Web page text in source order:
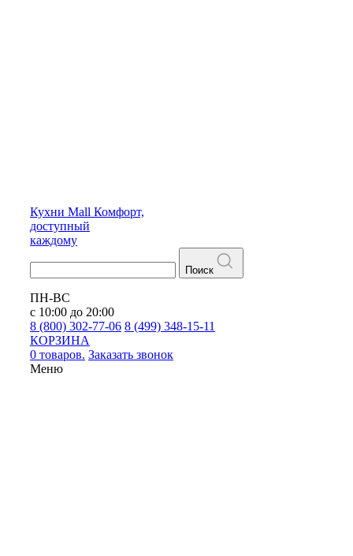
Кухни Mall Комфорт,
доступный
каждому
Поиск
ПН-ВС
с 10:00 до 20:00
8 (800) 302-77-06 8 (499) 348-15-11
КОРЗИНА
0 товаров. Заказать звонок
Меню